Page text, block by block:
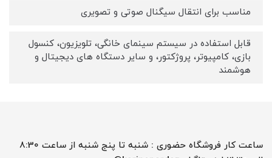
مناسب برای انتقال سیگنال صوتی و تصویری
قابل استفاده در سیستم سینمای خانگی، تلویزیون، کنسول
بازی، کامپیوتر، پروژکتور، و سایر دستگاه های دیجیتال و
هوشمند
ساعت کار فروشگاه حضوری : شنبه تا پنج شنبه از ساعت 8:30